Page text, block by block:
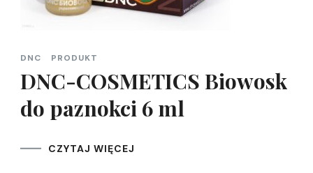
DNC PRODUKT
DNC-COSMETICS Biowosk
do paznokci 6 ml
CZYTAJ WIĘCEJ